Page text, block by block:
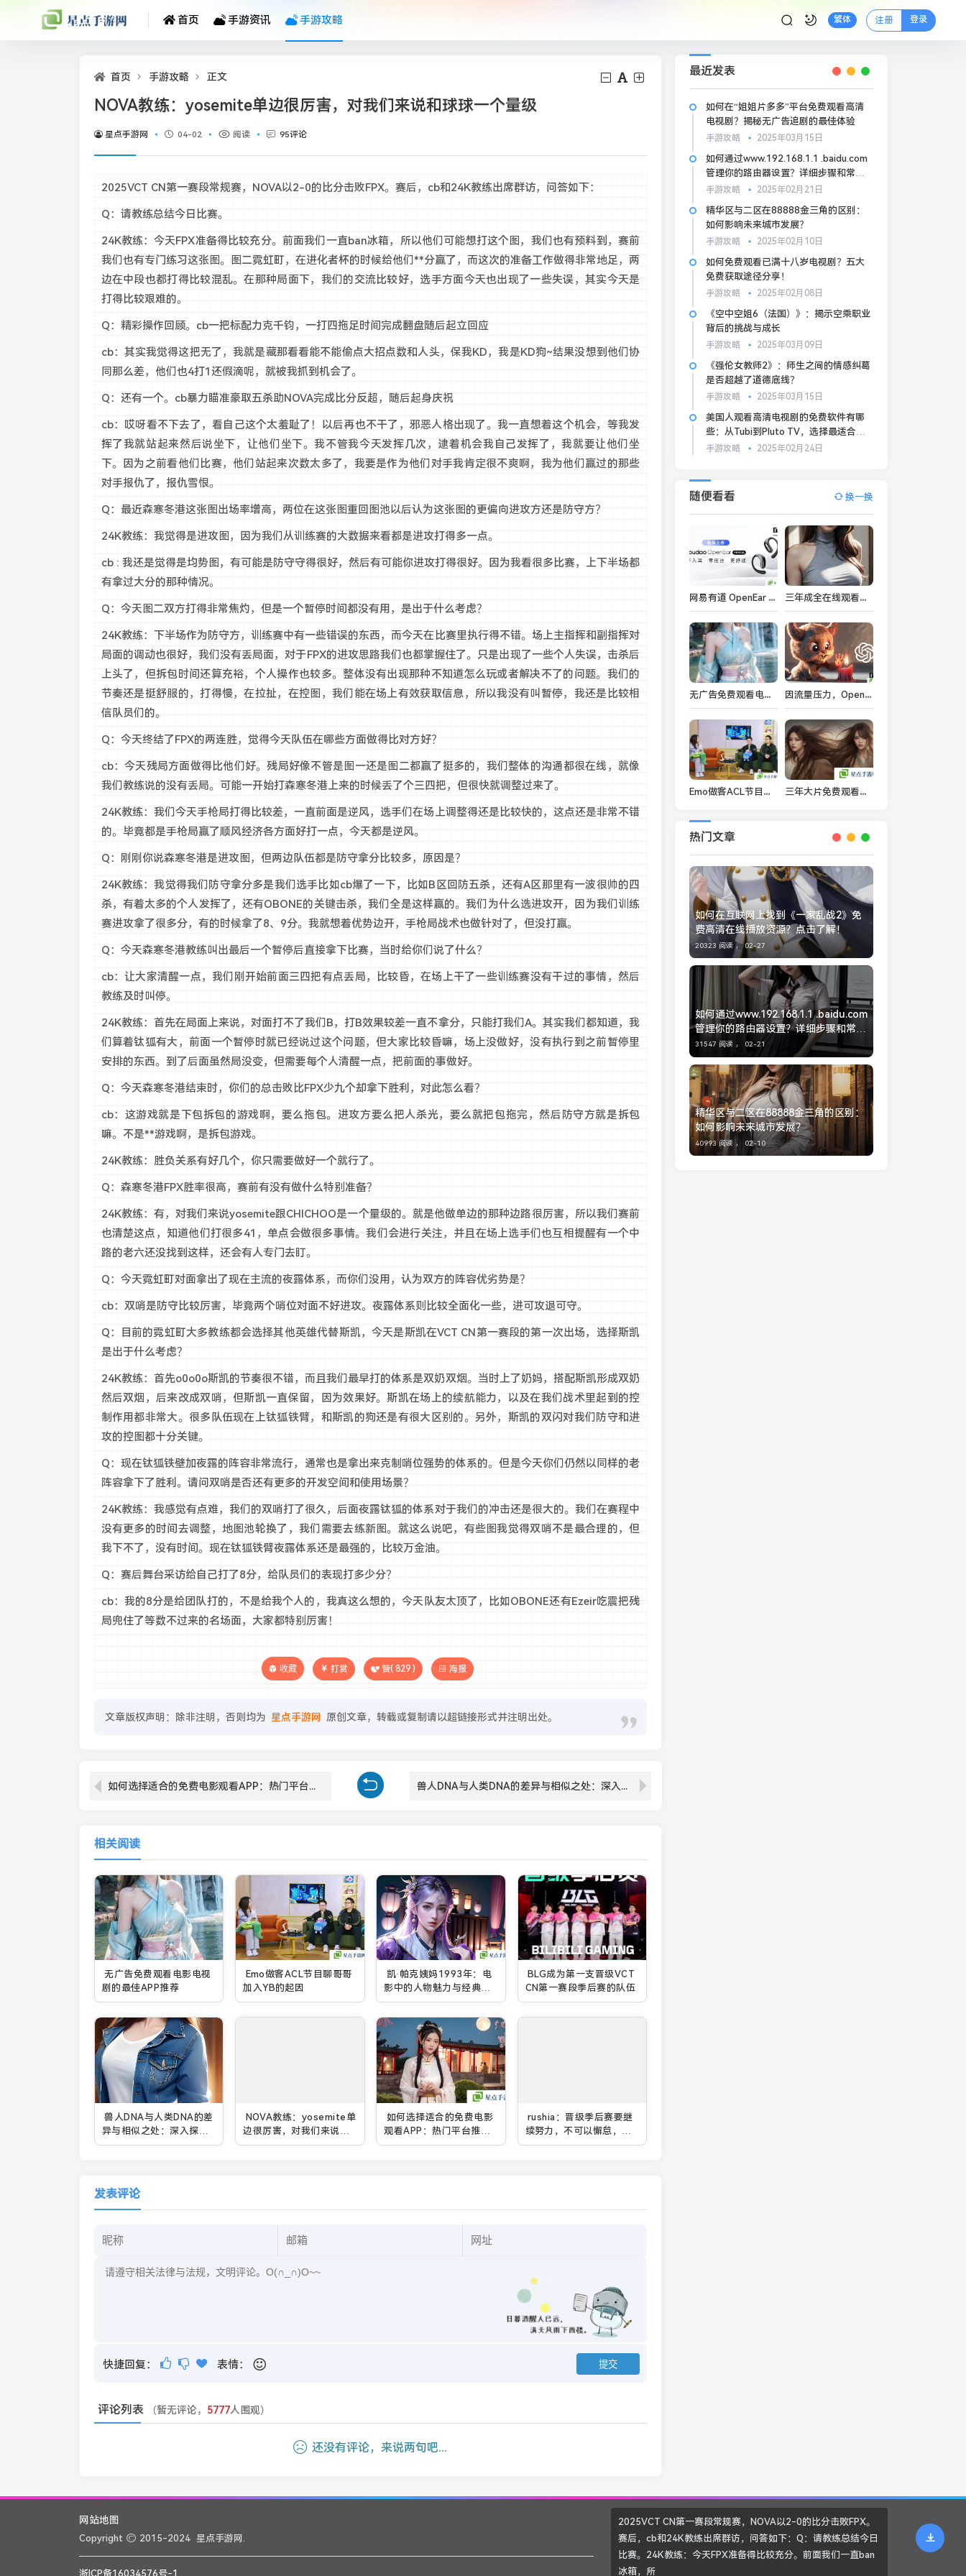
首页 手游资讯 手游攻略 繁体 注册 登录
首页 手游攻略 正文
NOVA教练：yosemite单边很厉害，对我们来说和球球一个量级
星点手游网 04-02 阅读 95评论
2025VCT CN第一赛段常规赛，NOVA以2-0的比分击败FPX。赛后，cb和24K教练出席群访，问答如下：
Q：请教练总结今日比赛。
24K教练：今天FPX准备得比较充分。前面我们一直ban冰箱，所以他们可能想打这个图，我们也有预料到，赛前
我们也有专门练习这张图。图二霓虹町，在进化者杯的时候给他们**分赢了，而这次的准备工作做得非常地足，两
边在中段也都打得比较混乱。在那种局面下，我们的交流比较好，选手方面今天也出现了一些失误，其实今天是
打得比较艰难的。
Q：精彩操作回顾。cb一把标配力克千钧，一打四拖足时间完成翻盘随后起立回应
cb：其实我觉得这把无了，我就是藏那看看能不能偷点大招点数和人头，保我KD，我是KD狗~结果没想到他们协
同那么差，他们也4打1还假滴呢，就被我抓到机会了。
Q：还有一个。cb暴力瞄准豪取五杀助NOVA完成比分反超，随后起身庆祝
cb：哎呀看不下去了，看自己这个太羞耻了！以后再也不干了，邪恶人格出现了。我一直想着这个机会，等我发
挥了我就站起来然后说坐下，让他们坐下。我不管我今天发挥几次，逮着机会我自己发挥了，我就要让他们坐
下。因为之前看他们比赛，他们站起来次数太多了，我要是作为他们对手我肯定很不爽啊，我为他们赢过的那些
对手报仇了，报仇雪恨。
Q：最近森寒冬港这张图出场率增高，两位在这张图重回图池以后认为这张图的更偏向进攻方还是防守方？
24K教练：我觉得是进攻图，因为我们从训练赛的大数据来看都是进攻打得多一点。
cb : 我还是觉得是均势图，有可能是防守守得很好，然后有可能你进攻打得很好。因为我看很多比赛，上下半场都
有拿过大分的那种情况。
Q：今天图二双方打得非常焦灼，但是一个暂停时间都没有用，是出于什么考虑？
24K教练：下半场作为防守方，训练赛中有一些错误的东西，而今天在比赛里执行得不错。场上主指挥和副指挥对
局面的调动也很好，我们没有丢局面，对于FPX的进攻思路我们也都掌握住了。只是出现了一些个人失误，击杀后
上头了，但拆包时间还算充裕，个人操作也较多。整体没有出现那种不知道怎么玩或者解决不了的问题。我们的
节奏还是挺舒服的，打得慢，在拉扯，在控图，我们能在场上有效获取信息，所以我没有叫暂停，我还是比较相
信队员们的。
Q：今天终结了FPX的两连胜，觉得今天队伍在哪些方面做得比对方好？
cb：今天残局方面做得比他们好。残局好像不管是图一还是图二都赢了挺多的，我们整体的沟通都很在线，就像
我们教练说的没有丢局。可能一开始打森寒冬港上来的时候丢了个三四把，但很快就调整过来了。
24K教练：我们今天手枪局打得比较差，一直前面是逆风，选手们在场上调整得还是比较快的，这点还是非常不错
的。毕竟都是手枪局赢了顺风经济各方面好打一点，今天都是逆风。
Q：刚刚你说森寒冬港是进攻图，但两边队伍都是防守拿分比较多，原因是？
24K教练：我觉得我们防守拿分多是我们选手比如cb爆了一下，比如B区回防五杀，还有A区那里有一波很帅的四
杀，有着太多的个人发挥了，还有OBONE的关键击杀，我们全是这样赢的。我们为什么选进攻开，因为我们训练
赛进攻拿了很多分，有的时候拿了8、9分。我就想着优势边开，手枪局战术也做针对了，但没打赢。
Q：今天森寒冬港教练叫出最后一个暂停后直接拿下比赛，当时给你们说了什么？
cb：让大家清醒一点，我们刚开始前面三四把有点丢局，比较昏，在场上干了一些训练赛没有干过的事情，然后
教练及时叫停。
24K教练：首先在局面上来说，对面打不了我们B，打B效果较差一直不拿分，只能打我们A。其实我们都知道，我
们算着钛狐有大，前面一个暂停时就已经说过这个问题，但大家比较昏嘛，场上没做好，没有执行到之前暂停里
安排的东西。到了后面虽然局没变，但需要每个人清醒一点，把前面的事做好。
Q：今天森寒冬港结束时，你们的总击败比FPX少九个却拿下胜利，对此怎么看？
cb：这游戏就是下包拆包的游戏啊，要么拖包。进攻方要么把人杀光，要么就把包拖完，然后防守方就是拆包
嘛。不是**游戏啊，是拆包游戏。
24K教练：胜负关系有好几个，你只需要做好一个就行了。
Q：森寒冬港FPX胜率很高，赛前有没有做什么特别准备？
24K教练：有，对我们来说yosemite跟CHICHOO是一个量级的。就是他做单边的那种边路很厉害，所以我们赛前
也清楚这点，知道他们打很多41，单点会做很多事情。我们会进行关注，并且在场上选手们也互相提醒有一个中
路的老六还没找到这样，还会有人专门去盯。
Q：今天霓虹町对面拿出了现在主流的夜露体系，而你们没用，认为双方的阵容优劣势是？
cb：双哨是防守比较厉害，毕竟两个哨位对面不好进攻。夜露体系则比较全面化一些，进可攻退可守。
Q：目前的霓虹町大多教练都会选择其他英雄代替斯凯，今天是斯凯在VCT CN第一赛段的第一次出场，选择斯凯
是出于什么考虑？
24K教练：首先o0o0o斯凯的节奏很不错，而且我们最早打的体系是双奶双烟。当时上了奶妈，搭配斯凯形成双奶
然后双烟，后来改成双哨，但斯凯一直保留，因为效果好。斯凯在场上的续航能力，以及在我们战术里起到的控
制作用都非常大。很多队伍现在上钛狐铁臂，和斯凯的狗还是有很大区别的。另外，斯凯的双闪对我们防守和进
攻的控图都十分关键。
Q：现在钛狐铁壁加夜露的阵容非常流行，通常也是拿出来克制哨位强势的体系的。但是今天你们仍然以同样的老
阵容拿下了胜利。请问双哨是否还有更多的开发空间和使用场景？
24K教练：我感觉有点难，我们的双哨打了很久，后面夜露钛狐的体系对于我们的冲击还是很大的。我们在赛程中
没有更多的时间去调整，地图池轮换了，我们需要去练新图。就这么说吧，有些图我觉得双哨不是最合理的，但
我下不了，没有时间。现在钛狐铁臂夜露体系还是最强的，比较万金油。
Q：赛后舞台采访给自己打了8分，给队员们的表现打多少分？
cb：我的8分是给团队打的，不是给我个人的，我真这么想的，今天队友太顶了，比如OBONE还有Ezeir吃震把残
局兜住了等数不过来的名场面，大家都特别厉害！
收藏 打赏 赞( 829 ) 海报
文章版权声明：除非注明，否则均为 星点手游网 原创文章，转载或复制请以超链接形式并注明出处。
如何选择适合的免费电影观看APP：热门平台推荐与使用技巧 兽人DNA与人类DNA的差异与相似之处：深入探讨两者基因结构的奥秘
相关阅读
无广告免费观看电影电视
剧的最佳APP推荐
Emo做客ACL节目聊哥哥
加入YB的起因
凯·帕克姨妈1993年：电
影中的人物魅力与经典之
作
BLG成为第一支晋级VCT
CN第一赛段季后赛的队伍
兽人DNA与人类DNA的差
异与相似之处：深入探讨
两者基因结构的奥秘
NOVA教练：yosemite单
边很厉害，对我们来说和
球球一个量级
如何选择适合的免费电影
观看APP：热门平台推荐
与使用技巧
rushia：晋级季后赛要继
续努力，不可以懈怠，还
要去大师赛
发表评论
快捷回复： 表情：
评论列表 （暂无评论， 5777人围观）
还没有评论，来说两句吧...
最近发表
如何在“姐姐片多多”平台免费观看高清
电视剧？揭秘无广告追剧的最佳体验
手游攻略 2025年03月15日
如何通过www.192.168.1.1 .baidu.com
管理你的路由器设置？详细步骤和常见
问题解答
手游攻略 2025年02月21日
精华区与二区在88888金三角的区别：
如何影响未来城市发展？
手游攻略 2025年02月10日
如何免费观看已满十八岁电视剧？五大
免费获取途径分享！
手游攻略 2025年02月08日
《空中空姐6（法国）》：揭示空乘职业
背后的挑战与成长
手游攻略 2025年03月09日
《强伦女教师2》：师生之间的情感纠葛
是否超越了道德底线？
手游攻略 2025年03月15日
美国人观看高清电视剧的免费软件有哪
些：从Tubi到Pluto TV，选择最适合你
的平台
手游攻略 2025年02月24日
随便看看 换一换
网易有道 OpenEar 开放式耳机发布，269 元 三年成全在线观看大全：完整解锁三年成全电影资源，免费在线观看途径分析
无广告免费观看电影电视剧的最佳APP推荐 因流量压力，OpenAI 暂时禁用 Sora 新用户的视频生成功能
Emo做客ACL节目聊哥哥加入YB的起因 三年大片免费观看大全动漫版：2025年最新免费动漫影视资源推荐
热门文章
如何在互联网上找到《一家乱战2》免
费高清在线播放资源？点击了解！
20323 阅读 ， 02-27
如何通过www.192.168.1.1 .baidu.com
管理你的路由器设置？详细步骤和常见
问题解答
31547 阅读 ， 02-21
精华区与二区在88888金三角的区别：
如何影响未来城市发展？
40993 阅读 ， 02-10
网站地图
Copyright 2015-2024 星点手游网.
2025VCT CN第一赛段常规赛，NOVA以2-0的比分击败FPX。
赛后，cb和24K教练出席群访，问答如下：Q：请教练总结今日
比赛。24K教练：今天FPX准备得比较充分。前面我们一直ban
冰箱，所
浙ICP备16034576号-1